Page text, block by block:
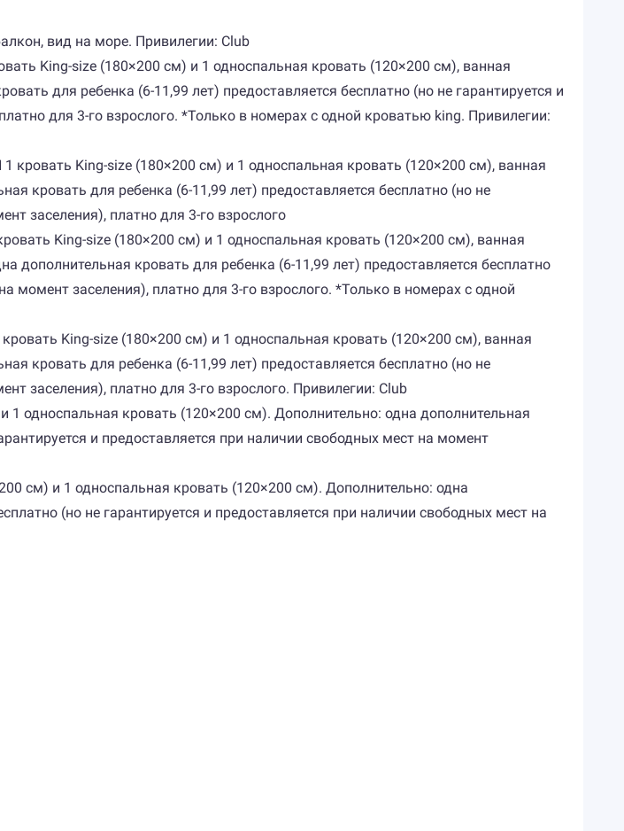
вид на море. Привилегии: Club
King-size (180×200 см) и 1 односпальная кровать (120×200 см), ванная
для ребенка (6-11,99 лет) предоставляется бесплатно (но не гарантируется и
для 3-го взрослого. *Только в номерах с одной кроватью king. Привилегии:
кровать King-size (180×200 см) и 1 односпальная кровать (120×200 см), ванная
кровать для ребенка (6-11,99 лет) предоставляется бесплатно (но не
заселения), платно для 3-го взрослого
King-size (180×200 см) и 1 односпальная кровать (120×200 см), ванная
дополнительная кровать для ребенка (6-11,99 лет) предоставляется бесплатно
момент заселения), платно для 3-го взрослого. *Только в номерах с одной
King-size (180×200 см) и 1 односпальная кровать (120×200 см), ванная
кровать для ребенка (6-11,99 лет) предоставляется бесплатно (но не
заселения), платно для 3-го взрослого. Привилегии: Club
1 односпальная кровать (120×200 см). Дополнительно: одна дополнительная
и предоставляется при наличии свободных мест на момент
см) и 1 односпальная кровать (120×200 см). Дополнительно: одна
(но не гарантируется и предоставляется при наличии свободных мест на